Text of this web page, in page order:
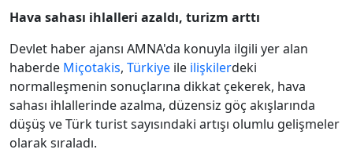
Hava sahası ihlalleri azaldı, turizm arttı
Devlet haber ajansı AMNA'da konuyla ilgili yer alan
haberde Miçotakis, Türkiye ile ilişkilerdeki
normalleşmenin sonuçlarına dikkat çekerek, hava
sahası ihlallerinde azalma, düzensiz göç akışlarında
düşüş ve Türk turist sayısındaki artışı olumlu gelişmeler
olarak sıraladı.